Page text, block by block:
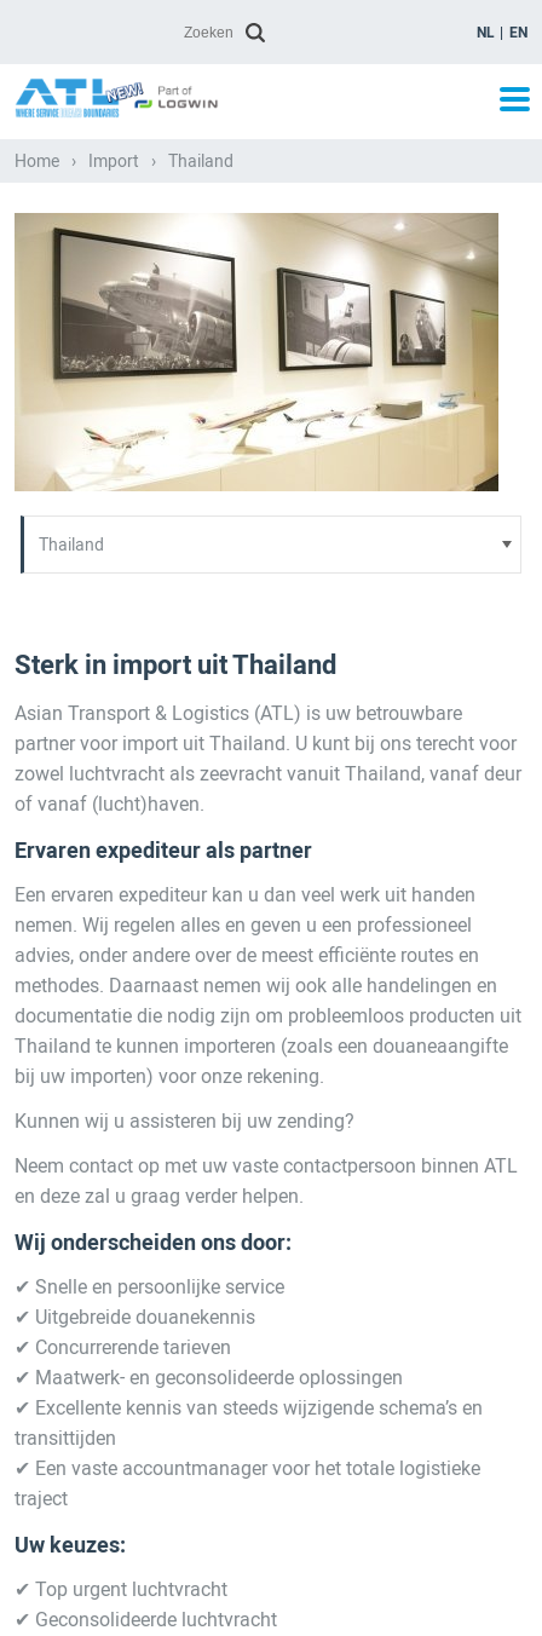
NL EN
Home › Import › Thailand
Sterk in import uit Thailand
Asian Transport & Logistics (ATL) is uw betrouwbare
partner voor import uit Thailand. U kunt bij ons terecht voor
zowel luchtvracht als zeevracht vanuit Thailand, vanaf deur
of vanaf (lucht)haven.
Ervaren expediteur als partner
Een ervaren expediteur kan u dan veel werk uit handen
nemen. Wij regelen alles en geven u een professioneel
advies, onder andere over de meest efficiënte routes en
methodes. Daarnaast nemen wij ook alle handelingen en
documentatie die nodig zijn om probleemloos producten uit
Thailand te kunnen importeren (zoals een douaneaangifte
bij uw importen) voor onze rekening.
Kunnen wij u assisteren bij uw zending?
Neem contact op met uw vaste contactpersoon binnen ATL
en deze zal u graag verder helpen.
Wij onderscheiden ons door:
✔ Snelle en persoonlijke service
✔ Uitgebreide douanekennis
✔ Concurrerende tarieven
✔ Maatwerk- en geconsolideerde oplossingen
✔ Excellente kennis van steeds wijzigende schema’s en
transittijden
✔ Een vaste accountmanager voor het totale logistieke
traject
Uw keuzes:
✔ Top urgent luchtvracht
✔ Geconsolideerde luchtvracht